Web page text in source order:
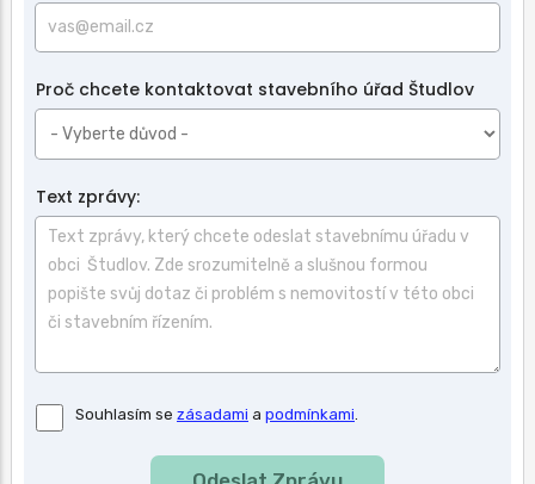
Proč chcete kontaktovat stavebního úřad Študlov
Text zprávy:
Souhlas
se
Souhlasím se zásadami a podmínkami